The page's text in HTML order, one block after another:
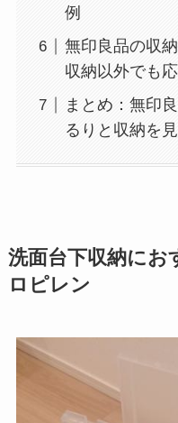
例
無印良品の収
収納以外でも
まとめ：無印
るりと収納を
洗面台下収納にお
ロピレン